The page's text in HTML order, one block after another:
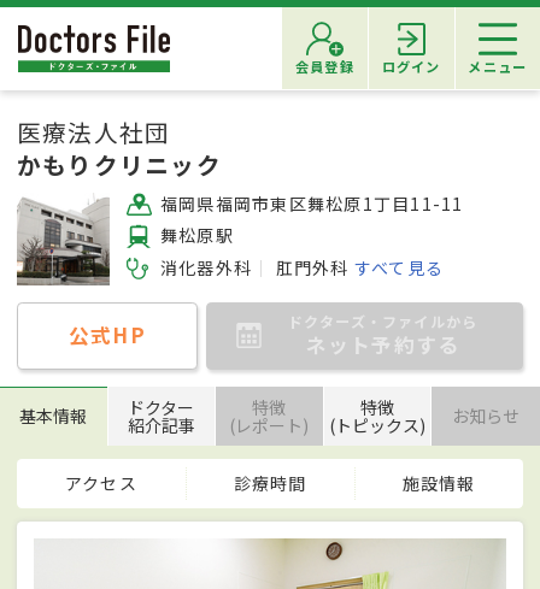
会員登録 ログイン メニュー
医療法人社団
かもりクリニック
福岡県福岡市東区舞松原1丁目11-11
舞松原駅
消化器外科
肛門外科 すべて見る
公式HP ドクターズ・ファイルから
ネット予約する
基本情報 ドクター
紹介記事
特徴
(レポート)
特徴
(トピックス) お知らせ
アクセス 診療時間 施設情報